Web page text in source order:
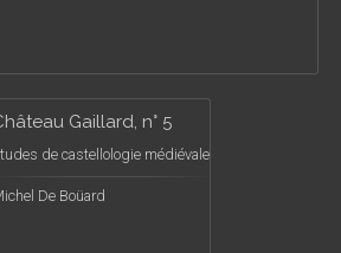
Gaillard, n° 5
de castellologie médiévale
De Boüard